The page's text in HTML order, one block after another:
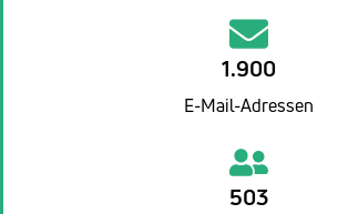
1.900
E-Mail-Adressen
503